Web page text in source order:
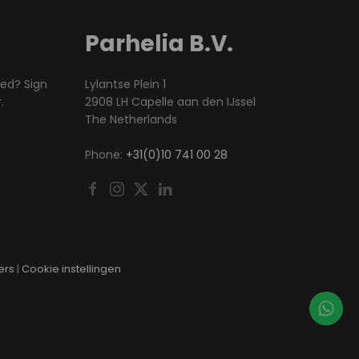
Sign
Parhelia B.V.
Lylantse Plein 1
2908 LH Capelle aan den IJssel
The Netherlands
Phone: +31(0)10 741 00 28
| Cookie instellingen